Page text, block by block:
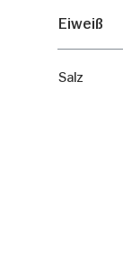
Eiweiß
Salz